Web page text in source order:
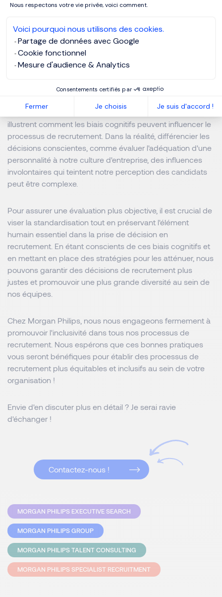
Nous respectons votre vie privée, voici comment.
Voici pourquoi nous utilisons des cookies.
Partage de données avec Google
Cookie fonctionnel
Mesure d'audience & Analytics
Consentements certifiés par
Fermer Je choisis Je suis d'accord !
Solution : Encourager les membres de l'équipe de
recrutement à exprimer leurs opinions de manière
indépendante et à fournir des arguments concrets pour
étayer leurs évaluations. Prenez des décisions de
l'influence des opinions des autres membres de l'équipe.
En conclusion, les exemples simplifiés précédemment
illustrent comment les biais cognitifs peuvent influencer le
processus de recrutement. Dans la réalité, différencier les
décisions conscientes, comme évaluer l'adéquation d'une
personnalité à notre culture d'entreprise, des influences
involontaires qui teintent notre perception des candidats
peut être complexe.
Pour assurer une évaluation plus objective, il est crucial de
viser la standardisation tout en préservant l'élément
humain essentiel dans la prise de décision en
recrutement. En étant conscients de ces biais cognitifs et
en mettant en place des stratégies pour les atténuer, nous
pouvons garantir des décisions de recrutement plus
justes et promouvoir une plus grande diversité au sein de
nos équipes.
Chez Morgan Philips, nous nous engageons fermement à
promouvoir l'inclusivité dans tous nos processus de
recrutement. Nous espérons que ces bonnes pratiques
vous seront bénéfiques pour établir des processus de
recrutement plus équitables et inclusifs au sein de votre
organisation !
Envie d'en discuter plus en détail ? Je serai ravie
d'échanger !
Contactez-nous !
MORGAN PHILIPS EXECUTIVE SEARCH
MORGAN PHILIPS GROUP
MORGAN PHILIPS TALENT CONSULTING
MORGAN PHILIPS SPECIALIST RECRUITMENT